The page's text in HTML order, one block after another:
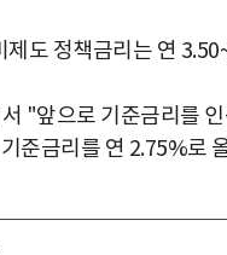
도 정책금리는 연
"앞으로 기준금리를
준금리를 연 2.75%로